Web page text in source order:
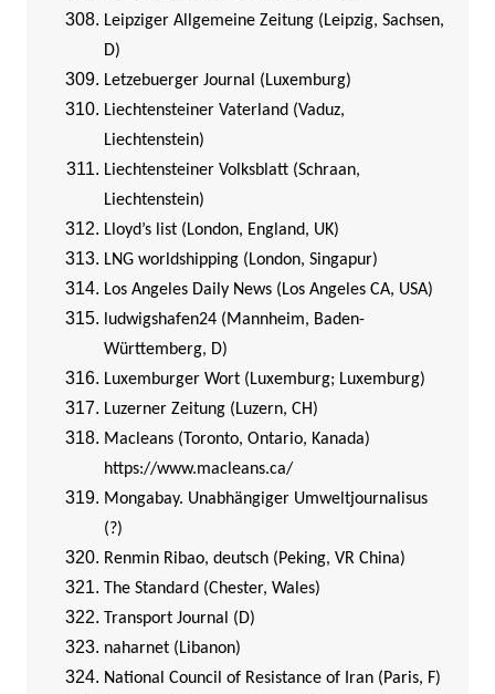
Leipziger Allgemeine Zeitung (Leipzig, Sachsen,
D)
Letzebuerger Journal (Luxemburg)
Liechtensteiner Vaterland (Vaduz,
Liechtenstein)
Liechtensteiner Volksblatt (Schraan,
Liechtenstein)
Lloyd’s list (London, England, UK)
LNG worldshipping (London, Singapur)
Los Angeles Daily News (Los Angeles CA, USA)
ludwigshafen24 (Mannheim, Baden-
Württemberg, D)
Luxemburger Wort (Luxemburg; Luxemburg)
Luzerner Zeitung (Luzern, CH)
Macleans (Toronto, Ontario, Kanada)
https://www.macleans.ca/
Mongabay. Unabhängiger Umweltjournalisus
(?)
Renmin Ribao, deutsch (Peking, VR China)
The Standard (Chester, Wales)
Transport Journal (D)
naharnet (Libanon)
National Council of Resistance of Iran (Paris, F)